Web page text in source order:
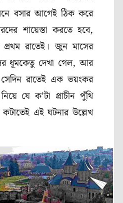
বসার আগেই ঠিক করে
শায়েস্তা করতে হবে,
রাতেই। জুন মাসের
ধূমকেতু দেখা গেল, আর
সেদিন রাতেই এক ভয়ংকর
যে ক’টা প্রাচীন পুঁথি
এই ঘটনার উল্লেখ